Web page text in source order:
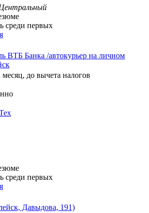
среди первых
ВТБ Банка /автокурьер на личном
месяц, до вычета налогов
среди первых
Давыдова, 191)